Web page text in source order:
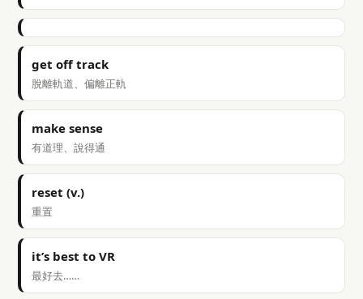
get off track
脫離軌道、偏離正軌
make sense
有道理、說得通
reset (v.)
重置
it’s best to VR
最好去……